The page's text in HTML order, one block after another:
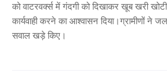
को वाटरवर्क्स में गंदगी को दिखाकर खूब खरी
कार्यवाही करने का आश्वासन दिया।ग्रामीणों ने
सवाल खड़े किए।